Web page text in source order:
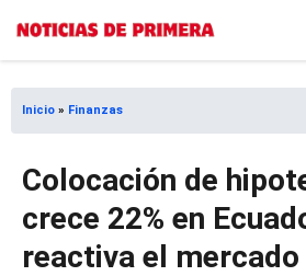
Saltar
contenido
Inicio » Finanzas
Colocación de
crece 22% en
reactiva el mercado